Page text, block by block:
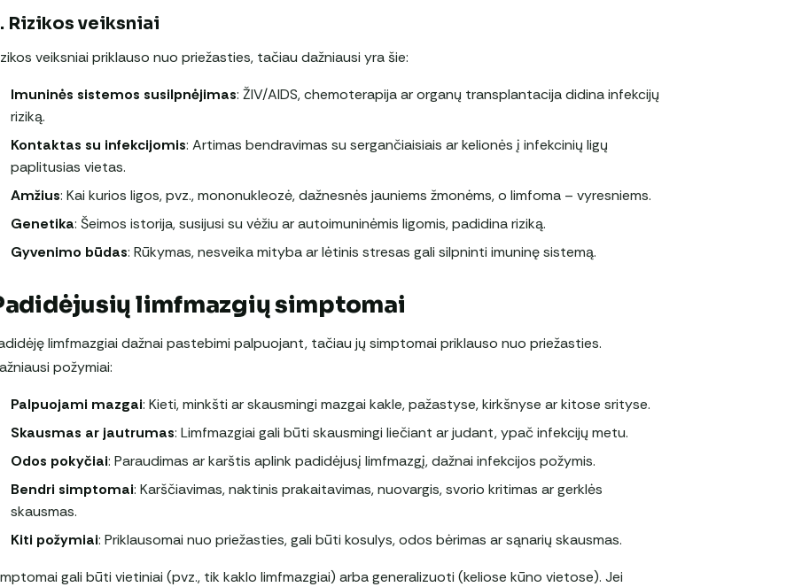
Rizikos veiksniai
veiksniai priklauso nuo priežasties, tačiau dažniausi yra šie:
Imuninės sistemos susilpnėjimas: ŽIV/AIDS, chemoterapija ar organų transplantacija didina infekcijų
riziką.
Kontaktas su infekcijomis: Artimas bendravimas su sergančiaisiais ar kelionės į infekcinių ligų
paplitusias vietas.
Amžius: Kai kurios ligos, pvz., mononukleozė, dažnesnės jauniems žmonėms, o limfoma – vyresniems.
Genetika: Šeimos istorija, susijusi su vėžiu ar autoimuninėmis ligomis, padidina riziką.
Gyvenimo būdas: Rūkymas, nesveika mityba ar lėtinis stresas gali silpninti imuninę sistemą.
limfmazgių simptomai
limfmazgiai dažnai pastebimi palpuojant, tačiau jų simptomai priklauso nuo priežasties.
požymiai:
Palpuojami mazgai: Kieti, minkšti ar skausmingi mazgai kakle, pažastyse, kirkšnyse ar kitose srityse.
Skausmas ar jautrumas: Limfmazgiai gali būti skausmingi liečiant ar judant, ypač infekcijų metu.
Odos pokyčiai: Paraudimas ar karštis aplink padidėjusį limfmazgį, dažnai infekcijos požymis.
Bendri simptomai: Karščiavimas, naktinis prakaitavimas, nuovargis, svorio kritimas ar gerklės
skausmas.
Kiti požymiai: Priklausomai nuo priežasties, gali būti kosulys, odos bėrimas ar sąnarių skausmas.
gali būti vietiniai (pvz., tik kaklo limfmazgiai) arba generalizuoti (keliose kūno vietose). Jei